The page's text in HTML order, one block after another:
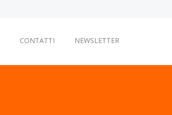
CONTATTI NEWSLETTER